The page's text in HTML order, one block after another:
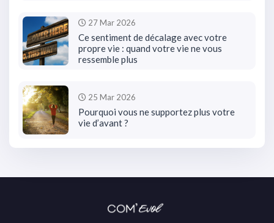
27 Mar 2026
Ce sentiment de décalage avec votre
propre vie : quand votre vie ne vous
ressemble plus
25 Mar 2026
Pourquoi vous ne supportez plus votre
vie d’avant ?